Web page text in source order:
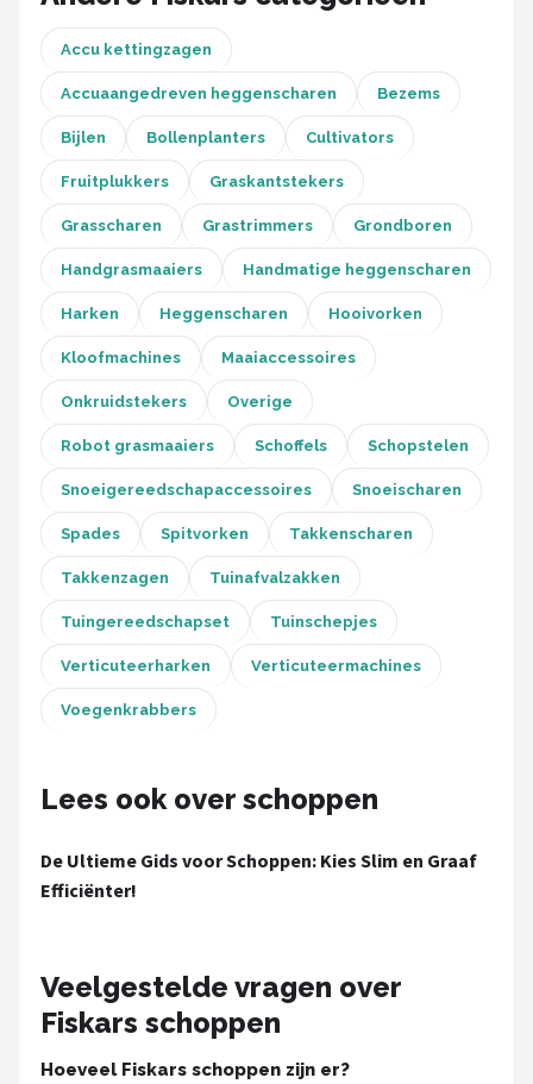
Synx Tools
Fiskars
Alle merken →
Accu kettingzagen
Accuaangedreven heggenscharen Bezems
Bijlen Bollenplanters Cultivators
Fruitplukkers Graskantstekers
Grasscharen Grastrimmers Grondboren
Handgrasmaaiers Handmatige heggenscharen
Harken Heggenscharen Hooivorken
Kloofmachines Maaiaccessoires
Onkruidstekers Overige
Robot grasmaaiers Schoffels Schopstelen
Snoeigereedschapaccessoires Snoeischaren
Spades Spitvorken Takkenscharen
Takkenzagen Tuinafvalzakken
Tuingereedschapset Tuinschepjes
Verticuteerharken Verticuteermachines
Voegenkrabbers
Lees ook over schoppen
De Ultieme Gids voor Schoppen: Kies Slim en Graaf
Efficiënter!
Veelgestelde vragen over
Fiskars schoppen
Hoeveel Fiskars schoppen zijn er?